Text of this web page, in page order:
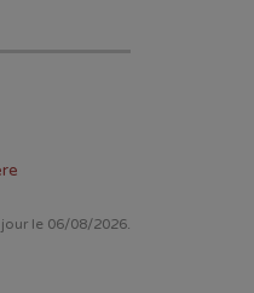
le 06/08/2026.